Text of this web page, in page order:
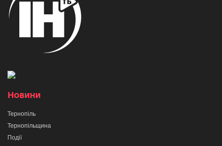
Новини
Тернопіль
Тернопільщина
Події